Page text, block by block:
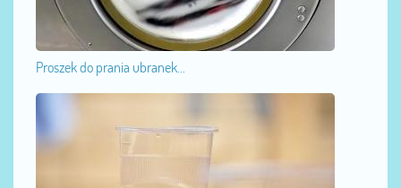
Proszek do prania ubranek...